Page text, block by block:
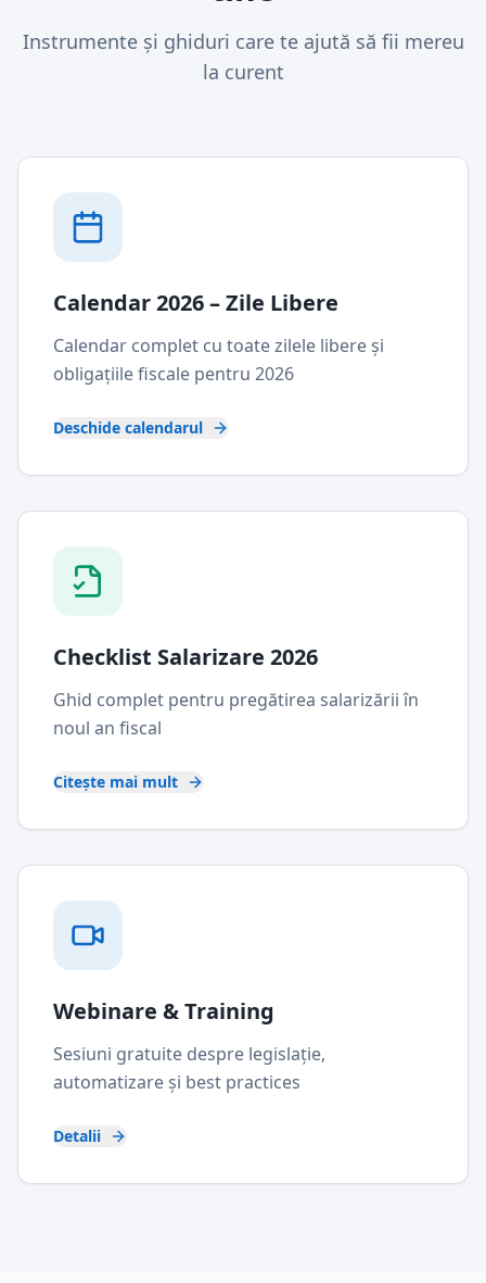
Instrumente și ghiduri care te ajută să fii mereu
la curent
Calendar 2026 – Zile Libere
Calendar complet cu toate zilele libere și
obligațiile fiscale pentru 2026
Deschide calendarul
Checklist Salarizare 2026
Ghid complet pentru pregătirea salarizării în
noul an fiscal
Citește mai mult
Webinare & Training
Sesiuni gratuite despre legislație,
automatizare și best practices
Detalii